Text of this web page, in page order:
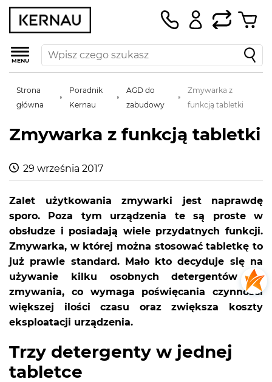
MENU
Strona
główna
Poradnik
Kernau
AGD do
zabudowy
Zmywarka z
funkcją tabletki
Zmywarka z funkcją tabletki
29 września 2017
Zalet użytkowania zmywarki jest naprawdę
sporo. Poza tym urządzenia te są proste w
obsłudze i posiadają wiele przydatnych funkcji.
Zmywarka, w której można stosować tabletkę to
już prawie standard. Mało kto decyduje się na
używanie kilku osobnych detergentów do
zmywania, co wymaga poświęcania czynności
większej ilości czasu oraz zwiększa koszty
eksploatacji urządzenia.
Trzy detergenty w jednej
tabletce